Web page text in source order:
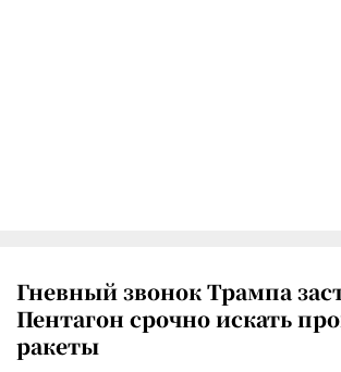
Гневный звонок Трампа
Пентагон срочно искать
ракеты